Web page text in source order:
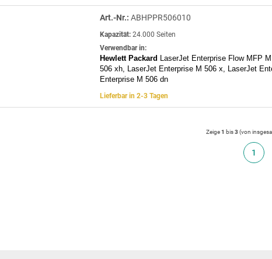
Art.-Nr.: ABHPPR506010
Kapazität: 24.000 Seiten
Verwendbar in:
Hewlett Packard
LaserJet Enterprise Flow MFP
506 xh, LaserJet Enterprise M 506 x, LaserJet
Enterprise M 506 dn
Lieferbar in 2-3 Tagen
Zeige1 bis3(von
1